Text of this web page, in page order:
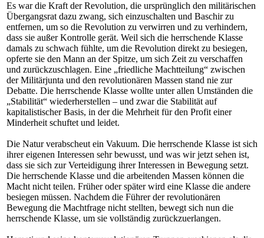
Es war die Kraft der Revolution, die ursprünglich den militärischen
Übergangsrat dazu zwang, sich einzuschalten und Baschir zu
entfernen, um so die Revolution zu verwirren und zu verhindern,
dass sie außer Kontrolle gerät. Weil sich die herrschende Klasse
damals zu schwach fühlte, um die Revolution direkt zu besiegen,
opferte sie den Mann an der Spitze, um sich Zeit zu verschaffen
und zurückzuschlagen. Eine „friedliche Machtteilung“ zwischen
der Militärjunta und den revolutionären Massen stand nie zur
Debatte. Die herrschende Klasse wollte unter allen Umständen die
„Stabilität“ wiederherstellen – und zwar die Stabilität auf
kapitalistischer Basis, in der die Mehrheit für den Profit einer
Minderheit schuftet und leidet.
Die Natur verabscheut ein Vakuum. Die herrschende Klasse ist sich
ihrer eigenen Interessen sehr bewusst, und was wir jetzt sehen ist,
dass sie sich zur Verteidigung ihrer Interessen in Bewegung setzt.
Die herrschende Klasse und die arbeitenden Massen können die
Macht nicht teilen. Früher oder später wird eine Klasse die andere
besiegen müssen. Nachdem die Führer der revolutionären
Bewegung die Machtfrage nicht stellten, bewegt sich nun die
herrschende Klasse, um sie vollständig zurückzuerlangen.